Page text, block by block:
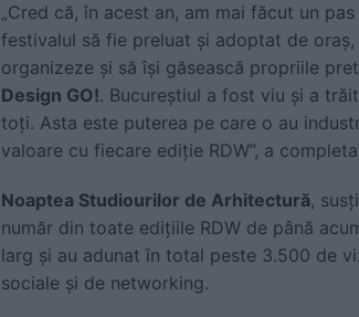
„Cred că, în acest an, am mai făcut un
festivalul să fie preluat și adoptat de
organizeze și să își găsească propriile
Design GO!. Bucureștiul a fost viu și a
toți. Asta este puterea pe care o au
valoare cu fiecare ediție RDW”, a
Noaptea Studiourilor de Arhitectură,
număr din toate edițiile RDW de până
larg și au adunat în total peste 3.500 de
sociale și de networking.